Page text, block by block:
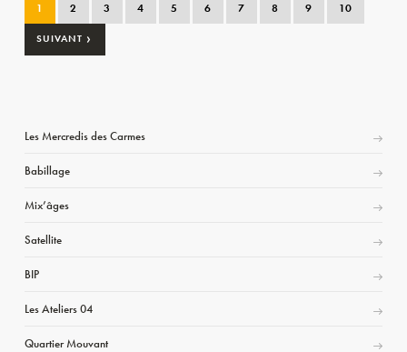
1 2 3 4 5 6 7 8 9 10
SUIVANT ›
Les Mercredis des Carmes
Babillage
Mix’âges
Satellite
BIP
Les Ateliers 04
Quartier Mouvant